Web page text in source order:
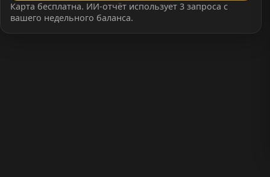
Карта бесплатна. ИИ-отчёт использует 3 запроса с
вашего недельного баланса.